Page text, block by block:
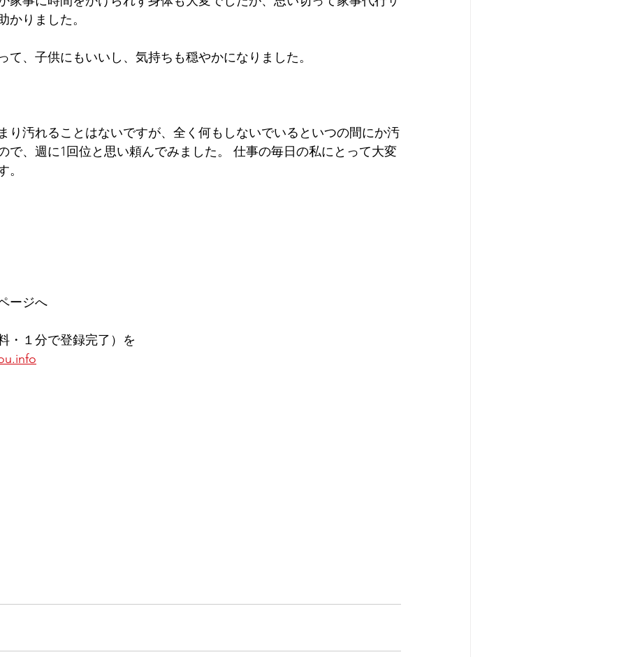
かりました。
て、子供にもいいし、気持ちも穏やかになりました。
り汚れることはないですが、全く何もしないでいるといつの間にか汚
で、週に1回位と思い頼んでみました。 仕事の毎日の私にとって大変
。
ージへ
・１分で登録完了）を